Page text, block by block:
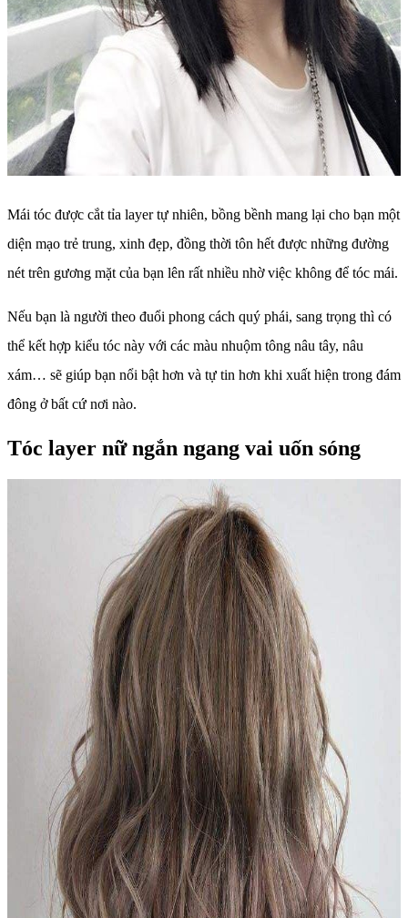
Mái tóc được cắt tỉa layer tự nhiên, bồng bềnh mang lại cho bạn một
diện mạo trẻ trung, xinh đẹp, đồng thời tôn hết được những đường
nét trên gương mặt của bạn lên rất nhiều nhờ việc không để tóc mái.
Nếu bạn là người theo đuổi phong cách quý phái, sang trọng thì có
thể kết hợp kiểu tóc này với các màu nhuộm tông nâu tây, nâu
xám… sẽ giúp bạn nổi bật hơn và tự tin hơn khi xuất hiện trong đám
đông ở bất cứ nơi nào.
Tóc layer nữ ngắn ngang vai uốn sóng